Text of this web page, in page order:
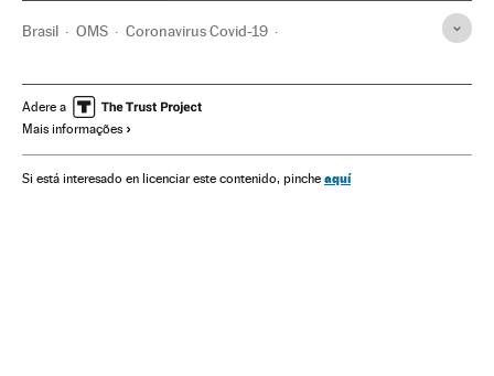
Brasil OMS Coronavirus Covid-19
Doenças infecciosas Doenças respiratórias
Ministério Saúde
Adere a
Mais informações
Si está interesado en licenciar este contenido, pinche aquí